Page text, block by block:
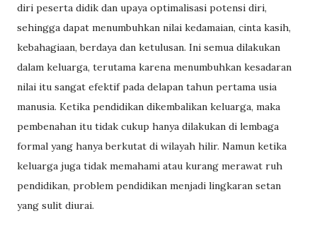
diri peserta didik dan upaya optimalisasi potensi diri,
sehingga dapat menumbuhkan nilai kedamaian, cinta kasih,
kebahagiaan, berdaya dan ketulusan. Ini semua dilakukan
dalam keluarga, terutama karena menumbuhkan kesadaran
nilai itu sangat efektif pada delapan tahun pertama usia
manusia. Ketika pendidikan dikembalikan keluarga, maka
pembenahan itu tidak cukup hanya dilakukan di lembaga
formal yang hanya berkutat di wilayah hilir. Namun ketika
keluarga juga tidak memahami atau kurang merawat ruh
pendidikan, problem pendidikan menjadi lingkaran setan
yang sulit diurai.